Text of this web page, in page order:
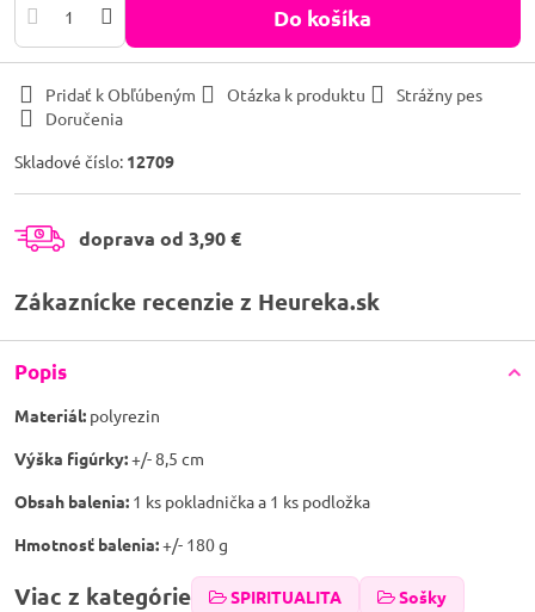
Do košíka
Pridať k Obľúbeným Otázka k produktu
Strážny pes
Doručenia
Skladové číslo: 12709
doprava od 3,90 €
Zákaznícke recenzie z Heureka.sk
Popis
Materiál: polyrezin
Výška figúrky:+/- 8,5 cm
Obsah balenia: 1 ks pokladnička a 1 ks podložka
Hmotnosť balenia:+/- 180 g
Viac z kategórie SPIRITUALITA Sošky